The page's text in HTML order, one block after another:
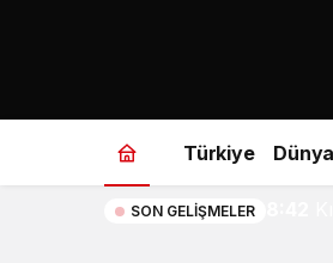
Türkiye Dünya
SON GELIŞMELER